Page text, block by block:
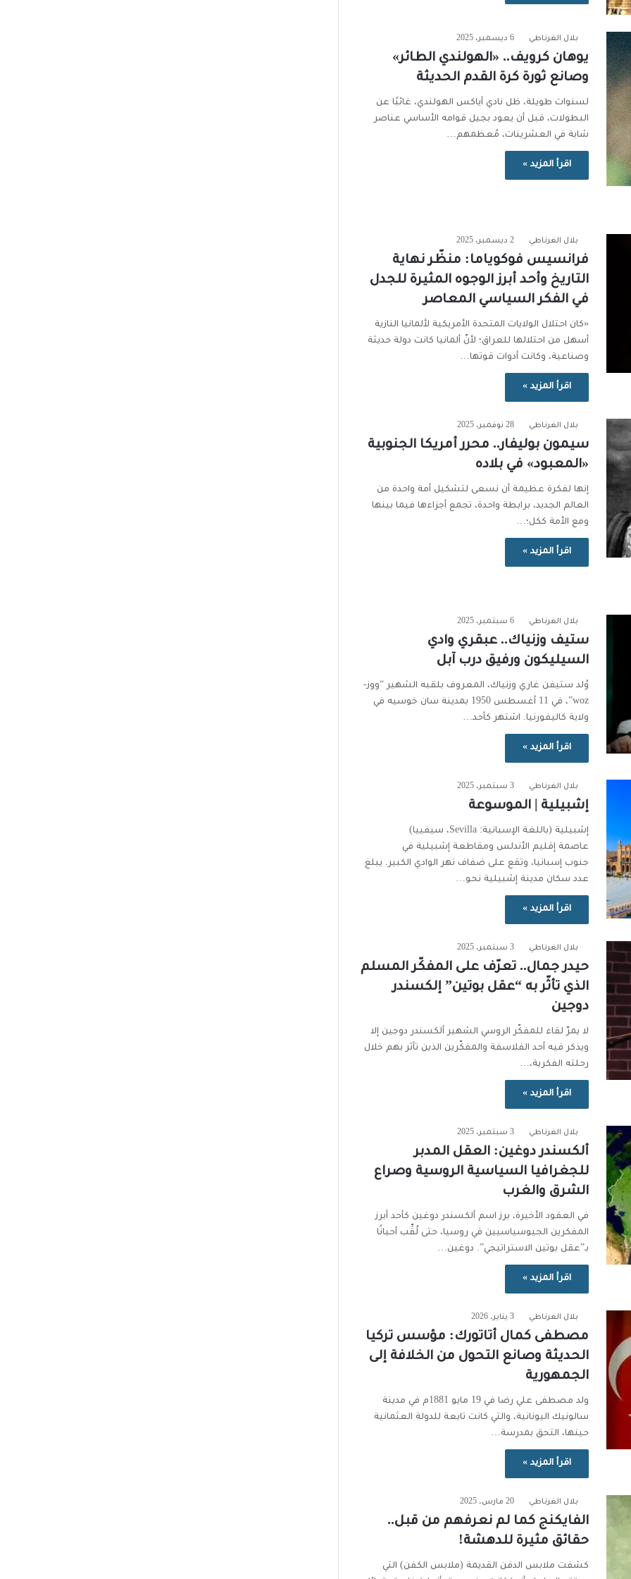
بلال الغرناطي 6 ديسمبر، 2025
يوهان كرويف.. «الهولندي الطائر»
وصانع ثورة كرة القدم الحديثة
لسنوات طويلة، ظل نادي آياكس الهولندي، غائبًا عن
البطولات، قبل أن يعود بجيل قوامه الأساسي عناصر
شابة في العشرينات، مُعظمهم…
اقرأ المزيد »
بلال الغرناطي 2 ديسمبر، 2025
فرانسيس فوكوياما: منظّر نهاية
التاريخ وأحد أبرز الوجوه المثيرة للجدل
في الفكر السياسي المعاصر
«كان احتلال الولايات المتحدة الأمريكية لألمانيا النازية
أسهل من احتلالها للعراق؛ لأنّ ألمانيا كانت دولة حديثة
وصناعية، وكانت أدوات قوتها…
اقرأ المزيد »
بلال الغرناطي 28 نوفمبر، 2025
سيمون بوليفار.. محرر أمريكا الجنوبية
«المعبود» في بلاده
إنها لفكرة عظيمة أن نسعى لتشكيل أمة واحدة من
العالم الجديد، برابطة واحدة، تجمع أجزاءها فيما بينها
ومع الأمة ككل؛…
اقرأ المزيد »
بلال الغرناطي 6 سبتمبر، 2025
ستيف وزنياك.. عبقري وادي
السيليكون ورفيق درب آبل
وُلد ستيفن غاري وزنياك، المعروف بلقبه الشهير “ووز-
woz”، في 11 أغسطس 1950 بمدينة سان خوسيه في
ولاية كاليفورنيا. اشتهر كأحد…
اقرأ المزيد »
بلال الغرناطي 3 سبتمبر، 2025
إشبيلية | الموسوعة
إشبيلية (باللغة الإسبانية: Sevilla، سيفييا)
عاصمة إقليم الأندلس ومقاطعة إشبيلية في
جنوب إسبانيا، وتقع على ضفاف نهر الوادي الكبير. يبلغ
عدد سكان مدينة إشبيلية نحو…
اقرأ المزيد »
بلال الغرناطي 3 سبتمبر، 2025
حيدر جمال.. تعرّف على المفكّر المسلم
الذي تأثّر به “عقل بوتين” إلكسندر
دوجين
لا يمرّ لقاء للمفكّر الروسي الشهير ألكسندر دوجين إلا
ويذكر فيه أحد الفلاسفة والمفكّرين الذين تأثر بهم خلال
رحلته الفكرية،…
اقرأ المزيد »
بلال الغرناطي 3 سبتمبر، 2025
ألكسندر دوغين: العقل المدبر
للجغرافيا السياسية الروسية وصراع
الشرق والغرب
في العقود الأخيرة، برز اسم ألكسندر دوغين كأحد أبرز
المفكرين الجيوسياسيين في روسيا، حتى لُقِّب أحيانًا
بـ”عقل بوتين الاستراتيجي”. دوغين…
اقرأ المزيد »
بلال الغرناطي 3 يناير، 2026
مصطفى كمال أتاتورك: مؤسس تركيا
الحديثة وصانع التحول من الخلافة إلى
الجمهورية
ولد مصطفى علي رضا في 19 مايو 1881م في مدينة
سالونيك اليونانية، والتي كانت تابعة للدولة العثمانية
حينها، التحق بمدرسة…
اقرأ المزيد »
بلال الغرناطي 20 مارس، 2025
الفايكنج كما لم نعرفهم من قبل..
حقائق مثيرة للدهشة!
كشفت ملابس الدفن القديمة (ملابس الكفن) التي